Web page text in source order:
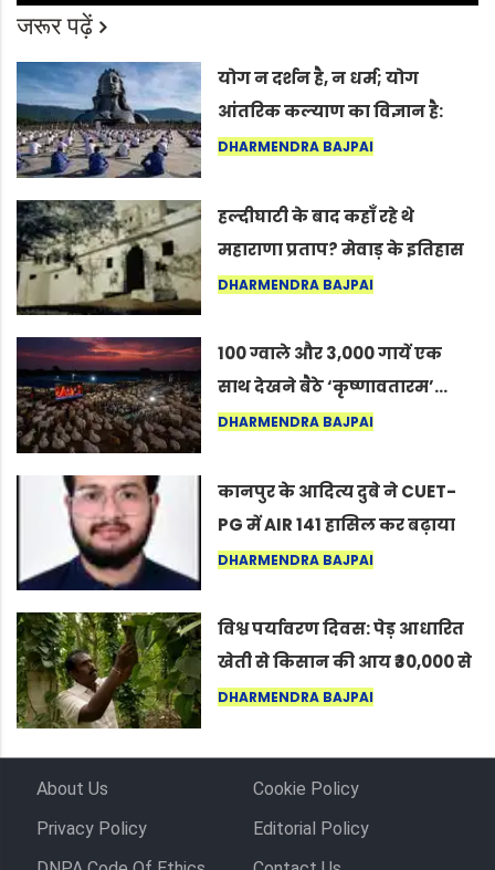
जरूर पढ़ें
योग न दर्शन है, न धर्म; योग
आंतरिक कल्याण का विज्ञान है:
अंतरराष्ट्रीय योग दिवस 2026 पर
DHARMENDRA BAJPAI
हल्दीघाटी के बाद कहाँ रहे थे
महाराणा प्रताप? मेवाड़ के इतिहास
का वह अनकहा अध्याय जो आज भी
DHARMENDRA BAJPAI
100 ग्वाले और 3,000 गायें एक
साथ देखने बैठे ‘कृष्णावतारम’…
नागपुर में दिखा ऐसा नज़ारा कि
कर सकते हैं”
DHARMENDRA BAJPAI
कानपुर के आदित्य दुबे ने CUET-
PG में AIR 141 हासिल कर बढ़ाया
शहर का मान
DHARMENDRA BAJPAI
विश्व पर्यावरण दिवस: पेड़ आधारित
खेती से किसान की आय ₹30,000 से
बढ़कर ₹3 लाख प्रति एकड़ हुई
DHARMENDRA BAJPAI
About Us
Cookie Policy
Privacy Policy
Editorial Policy